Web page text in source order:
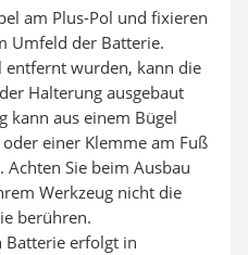
am Plus-Pol und fixieren
Umfeld der Batterie.
entfernt wurden, kann die
Halterung ausgebaut
kann aus einem Bügel
einer Klemme am Fuß
Achten Sie beim Ausbau
Werkzeug nicht die
berühren.
Batterie erfolgt in